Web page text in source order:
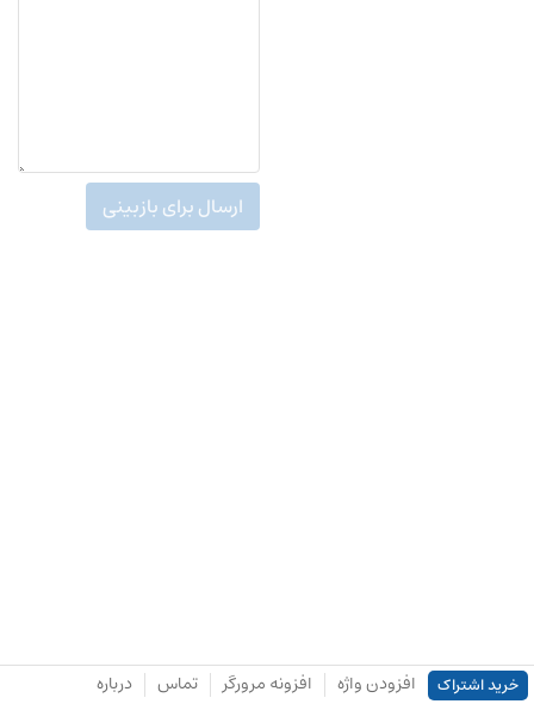
ارسال برای بازبینی
خرید اشتراک افزودن واژه افزونه مرورگر تماس درباره